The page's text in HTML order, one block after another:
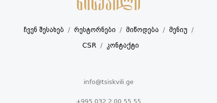
ჩვენ შესახებ რესტორნები მიწოდება მენიუ
CSR კონტაქტი
info@tsiskvili.ge
+995 032 2 00 55 55